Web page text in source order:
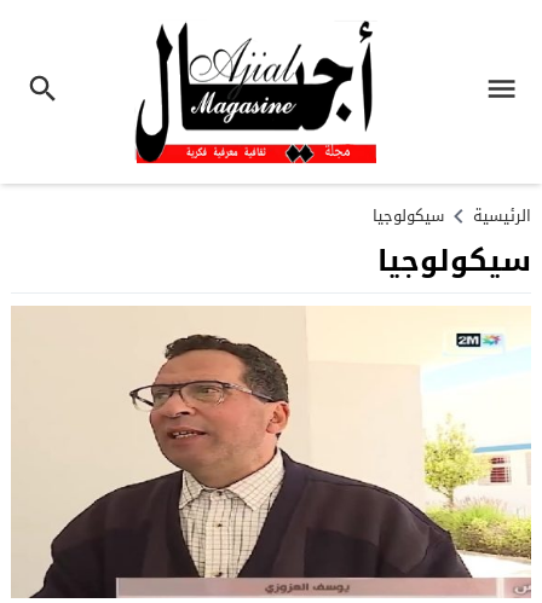
الرئيسية سيكولوجيا
سيكولوجيا